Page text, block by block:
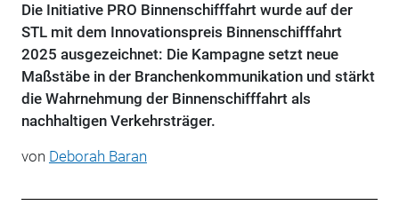
Die Initiative PRO Binnenschifffahrt wurde auf der
STL mit dem Innovationspreis Binnenschifffahrt
2025 ausgezeichnet: Die Kampagne setzt neue
Maßstäbe in der Branchenkommunikation und stärkt
die Wahrnehmung der Binnenschifffahrt als
nachhaltigen Verkehrsträger.
von Deborah Baran